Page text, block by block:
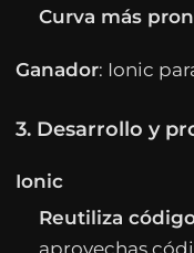
Curva más
Ganador: Ionic
3. Desarrollo y
Ionic
Reutiliza